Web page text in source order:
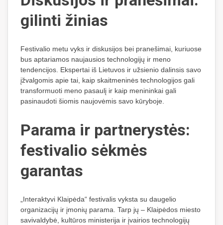
gilinti žinias
Festivalio metu vyks ir diskusijos bei pranešimai, kuriuose
bus aptariamos naujausios technologijų ir meno
tendencijos. Ekspertai iš Lietuvos ir užsienio dalinsis savo
įžvalgomis apie tai, kaip skaitmeninės technologijos gali
transformuoti meno pasaulį ir kaip menininkai gali
pasinaudoti šiomis naujovėmis savo kūryboje.
Parama ir partnerystės:
festivalio sėkmės
garantas
„Interaktyvi Klaipėda“ festivalis vyksta su daugelio
organizacijų ir įmonių parama. Tarp jų – Klaipėdos miesto
savivaldybė, kultūros ministerija ir įvairios technologijų